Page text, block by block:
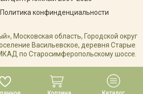
Политика конфинденциальности
Московская область, Городской округ
Васильевское, деревня Старые
по Старосимферопольскому шоссе.
РАЗРАБОТКА САЙТА